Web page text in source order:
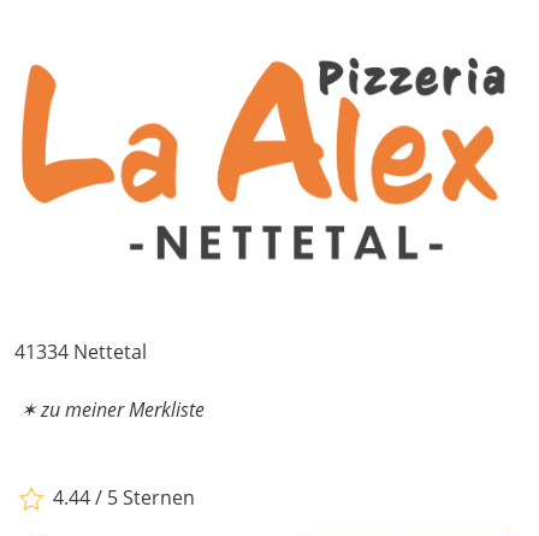
41334 Nettetal
✶ zu meiner Merkliste
4.44 / 5 Sternen